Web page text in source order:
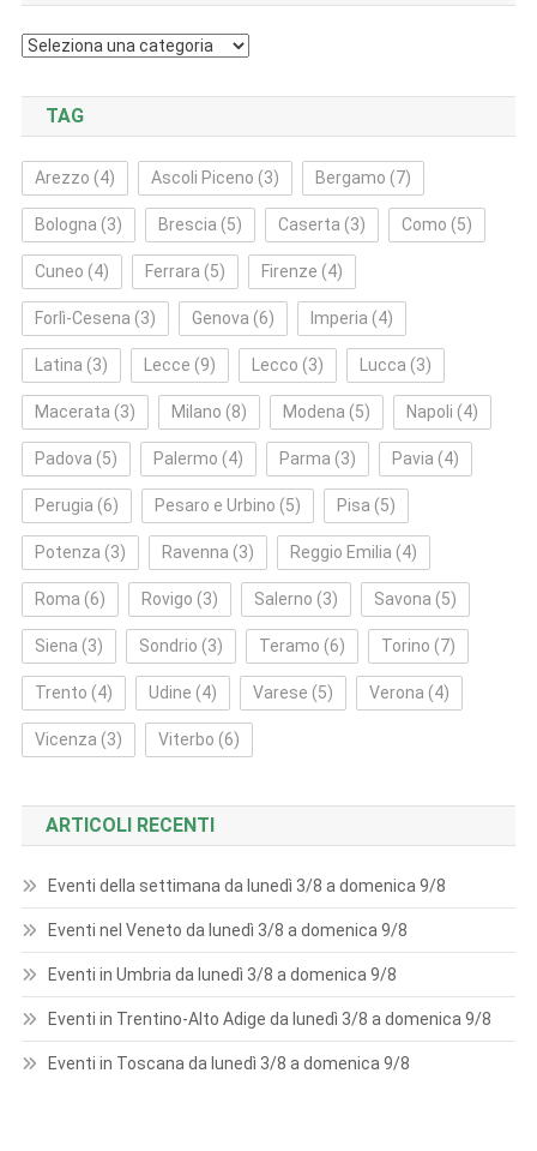
Categorie
TAG
Arezzo (4) Ascoli Piceno (3) Bergamo (7)
Bologna (3) Brescia (5) Caserta (3) Como (5)
Cuneo (4) Ferrara (5) Firenze (4)
Forlì‑Cesena (3) Genova (6) Imperia (4)
Latina (3) Lecce (9) Lecco (3) Lucca (3)
Macerata (3) Milano (8) Modena (5) Napoli (4)
Padova (5) Palermo (4) Parma (3) Pavia (4)
Perugia (6) Pesaro e Urbino (5) Pisa (5)
Potenza (3) Ravenna (3) Reggio Emilia (4)
Roma (6) Rovigo (3) Salerno (3) Savona (5)
Siena (3) Sondrio (3) Teramo (6) Torino (7)
Trento (4) Udine (4) Varese (5) Verona (4)
Vicenza (3) Viterbo (6)
ARTICOLI RECENTI
Eventi della settimana da lunedì 3/8 a domenica 9/8
Eventi nel Veneto da lunedì 3/8 a domenica 9/8
Eventi in Umbria da lunedì 3/8 a domenica 9/8
Eventi in Trentino-Alto Adige da lunedì 3/8 a domenica 9/8
Eventi in Toscana da lunedì 3/8 a domenica 9/8